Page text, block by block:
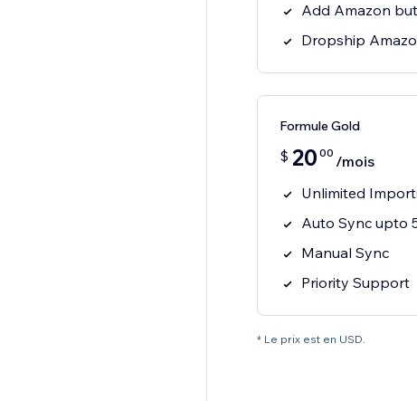
Add Amazon
Dropship
Formule Gold
$ 20 00 /mois
Unlimited
Auto Sync upto
Manual Sync
Priority Support
* Le prix est en USD.